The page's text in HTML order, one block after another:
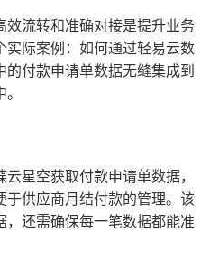
流转和准确对接是提升业务
际案例：如何通过轻易云数
付款申请单数据无缝集成到
星空获取付款申请单数据，
供应商月结付款的管理。该
还需确保每一笔数据都能准